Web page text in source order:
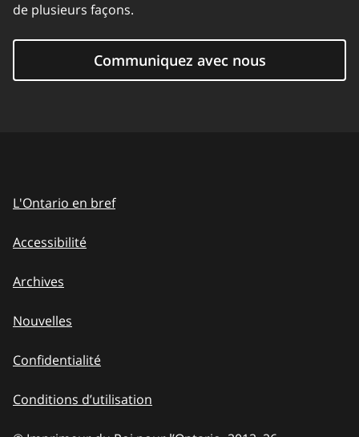
de plusieurs façons.
Communiquez avec nous
L'Ontario en bref
Accessibilité
Archives
Nouvelles
Confidentialité
Conditions d’utilisation